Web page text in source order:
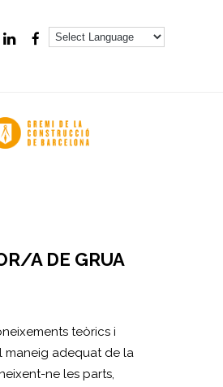
A DE GRUA
teòrics i
maneig adequat de la
ne les parts,